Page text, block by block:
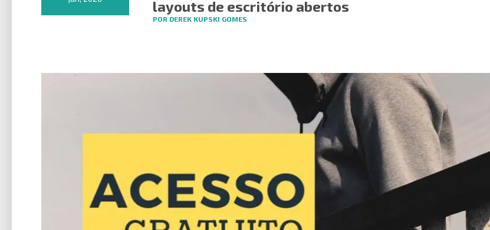
layouts de escritório abertos
POR DEREK KUPSKI GOMES